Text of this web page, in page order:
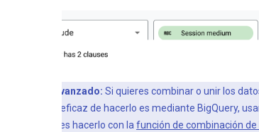
Consejo avanzado: Si quieres combinar o unir los
La forma más eficaz de hacerlo es mediante BigQuery,
También puedes hacerlo con lafunción de combinación de